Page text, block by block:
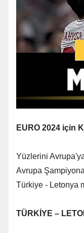
EURO 2024 için
Yüzlerini
Avrupa
Türkiye - Letonya
TÜRKİYE –